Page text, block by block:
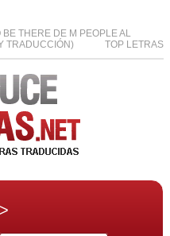
THERE DE M PEOPLE AL
TRADUCCIÓN)
TOP LETRAS
>